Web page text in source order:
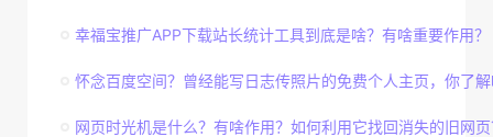
幸福宝推广APP下载站长统计工具到底是啥？有啥重要作用？
怀念百度空间？曾经能写日志传照片的免费个人主页，你了
网页时光机是什么？有啥作用？如何利用它找回消失的旧网